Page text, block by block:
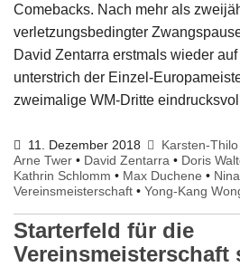
Comebacks. Nach mehr als
verletzungsbedingter
David Zentarra erstmals wieder
unterstrich der Einzel-
zweimalige WM-Dritte
11. Dezember 2018 Karsten-
Arne Twer • David Zentarra • Doris
Kathrin Schlomm • Max Duchene •
Vereinsmeisterschaft • Yong-Kang
Starterfeld für die
Vereinsmeisterschaft